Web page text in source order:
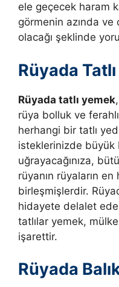
ele geçecek haram
görmenin azında
olacağı şeklinde
Rüyada
Rüyada tatlı yemek
rüya bolluk ve
herhangi bir tatlı
isteklerinizde büyük
uğrayacağınıza,
rüyanın rüyaların en
birleşmişlerdir.
hidayete delalet
tatlılar yemek,
işarettir.
Rüyada